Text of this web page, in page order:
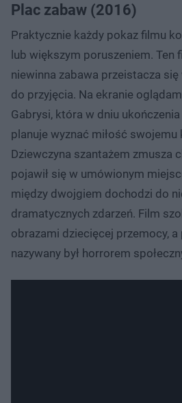
Plac zabaw (2016)
Praktycznie każdy pokaz filmu
lub większym poruszeniem. Ten
niewinna zabawa przeistacza
do przyjęcia. Na ekranie
Gabrysi, która w dniu
planuje wyznać miłość swojemu
Dziewczyna szantażem zmusza
pojawił się w umówionym
między dwojgiem dochodzi do
dramatycznych zdarzeń. Film
obrazami dziecięcej przemocy,
nazywany był horrorem